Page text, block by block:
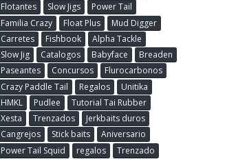
Flotantes
Slow Jigs
Power Tail
Familia Crazy
Float Plus
Mud Digger
Carretes
Fishbook
Alpha Tackle
Slow Jig
Catalogos Babyface
Breaden
Paseantes
Concursos
Flurocarbonos
Crazy Paddle Tail
Regalos
Unitika
HMKL
Pudlee
Tutorial Tai Rubber
Xesta
Trenzados
Jerkbaits duros
Cangrejos
Stick baits
Aniversario
Power Tail Squid
regalos
Trenzado